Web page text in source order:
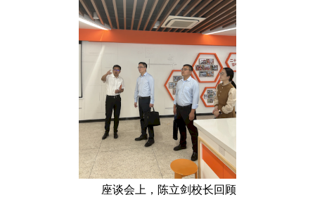
座谈会上，陈立剑校长回顾